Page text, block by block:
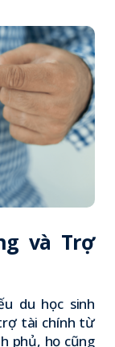
và Trợ
du học sinh
tài chính từ
phủ, họ cũng